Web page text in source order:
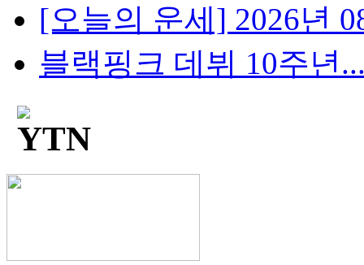
[오늘의 운세] 2026년
블랙핑크 데뷔 10주년